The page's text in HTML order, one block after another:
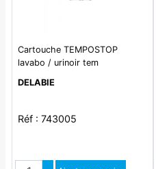
Cartouche TEMPOSTOP
lavabo / urinoir tem
DELABIE
Réf : 743005
Quantité